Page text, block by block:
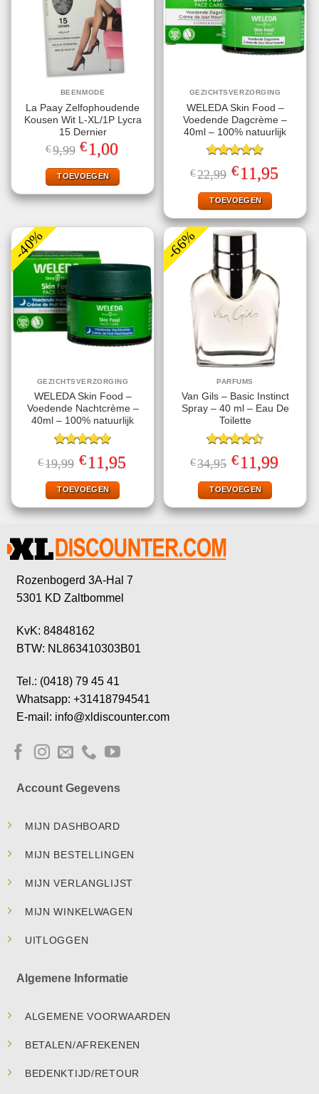
BEENMODE
La Paay Zelfophoudende
Kousen Wit L-XL/1P Lycra
15 Dernier
€9,99 Oorspronkelijke
prijs
was:
€9,99.
€1,00
is:
€1,00.
TOEVOEGEN
GEZICHTSVERZORGING
WELEDA Skin Food –
Voedende Dagcrème –
40ml – 100% natuurlijk
Gewaardeerd
5.00uit 5
€22,99 Oorspronkelijke
prijs
was:
€22,99.
€11,95prijs
TOEVOEGEN
-40%
GEZICHTSVERZORGING
WELEDA Skin Food –
Voedende Nachtcrème –
40ml – 100% natuurlijk
Gewaardeerd
5.00uit 5
€19,99 Oorspronkelijke
prijs
was:
€19,99.
€11,95prijs
TOEVOEGEN
-66%
PARFUMS
Van Gils – Basic Instinct
Spray – 40 ml – Eau De
Toilette
Gewaardeerd
4.50uit 5
€34,95 Oorspronkelijke
prijs
was:
€34,95.
€11,99Huidige
prijs
TOEVOEGEN
Rozenbogerd 3A-Hal 7
5301 KD Zaltbommel
KvK: 84848162
BTW: NL863410303B01
Tel.: (0418) 79 45 41
Whatsapp: +31418794541
E-mail: info@xldiscounter.com
Account Gegevens
MIJN DASHBOARD
MIJN BESTELLINGEN
MIJN VERLANGLIJST
MIJN WINKELWAGEN
UITLOGGEN
Algemene Informatie
ALGEMENE VOORWAARDEN
BETALEN/AFREKENEN
BEDENKTIJD/RETOUR